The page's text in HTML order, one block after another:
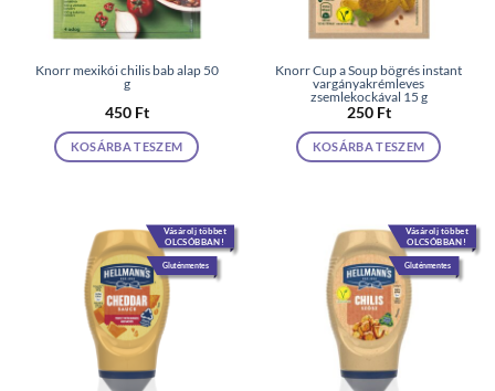
Knorr mexikói chilis bab alap 50
g
450 Ft
KOSÁRBA TESZEM
Knorr Cup a Soup bögrés instant
vargányakrémleves
zsemlekockával 15 g
250 Ft
KOSÁRBA TESZEM
Vásárolj többet
OLCSÓBBAN!
Gluténmentes
Vásárolj többet
OLCSÓBBAN!
Gluténmentes